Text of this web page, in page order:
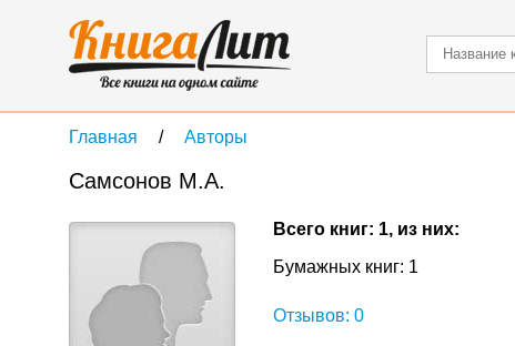
Главная Авторы
Самсонов М.А.
Всего книг: 1, из них:
Бумажных книг: 1
Отзывов: 0